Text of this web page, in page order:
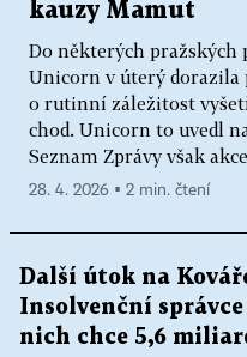
kauzy Mamut
Do některých pražských
Unicorn v úterý dorazila
o rutinní záležitost
chod. Unicorn to uvedl
Seznam Zprávy však
28. 4. 2026 ▪ 2 min. čtení
Další útok na
Insolvenční
nich chce 5,6